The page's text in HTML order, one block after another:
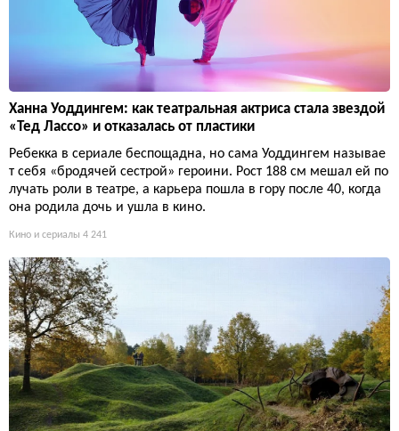
Ханна Уоддингем: как театральная актриса стала звездой
«Тед Лассо» и отказалась от пластики
Ребекка в сериале беспощадна, но сама Уоддингем называе
т себя «бродячей сестрой» героини. Рост 188 см мешал ей по
лучать роли в театре, а карьера пошла в гору после 40, когда
она родила дочь и ушла в кино.
Кино и сериалы 4 241